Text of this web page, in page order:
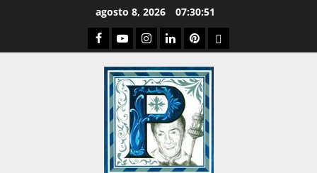
agosto 8, 2026 07:30:52
Facebook
YoutubeInstagram
LinkedPinterestDribbble